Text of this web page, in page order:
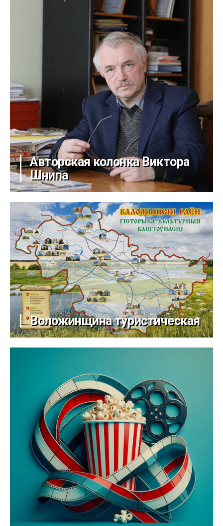
Авторская колонка Виктора
Шнипа
Воложинщина туристическая